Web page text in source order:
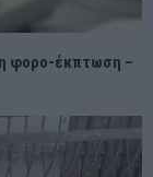
φορο-έκπτωση –